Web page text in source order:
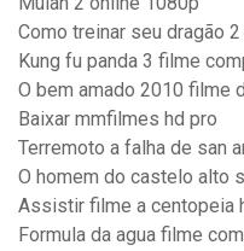
Como treinar seu dragão
Kung fu panda 3 filme
O bem amado 2010 filme
Baixar mmfilmes hd pro
Terremoto a falha de san
O homem do castelo alto
Assistir filme a centopeia
Formula da agua filme